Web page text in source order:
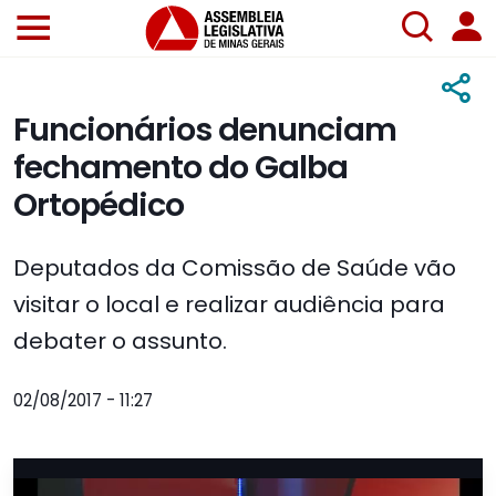
Funcionários denunciam
fechamento do Galba
Ortopédico
Deputados da Comissão de Saúde vão
visitar o local e realizar audiência para
debater o assunto.
02/08/2017 - 11:27